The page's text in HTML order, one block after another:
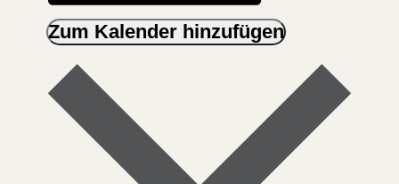
Zum Kalender hinzufügen